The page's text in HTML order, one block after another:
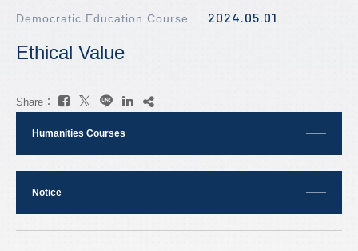
Democratic Education Course － 2024.05.01
Ethical Value
Share：
Humanities Courses
Notice